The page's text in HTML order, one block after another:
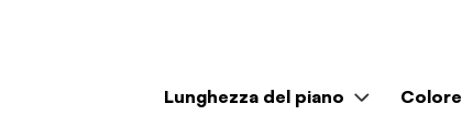
Lunghezza del piano Colore